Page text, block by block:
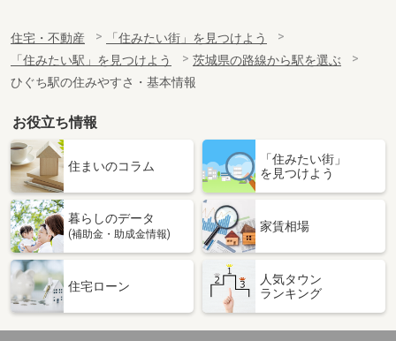
住宅・不動産
「住みたい街」を見つけよう
「住みたい駅」を見つけよう
茨城県の路線から駅を選ぶ
ひぐち駅の住みやすさ・基本情報
お役立ち情報
住まいのコラム
「住みたい街」
を見つけよう
暮らしのデータ
(補助金・助成金情報)
家賃相場
住宅ローン
人気タウン
ランキング